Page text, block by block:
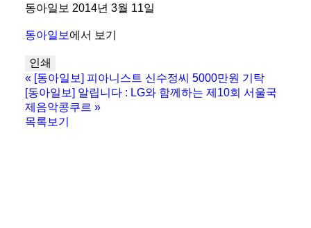
동아일보 2014년 3월 11일
동아일보 에서 보기
인쇄
« [동아일보] 피아니스트 신수정씨 5000만원 기탁
[동아일보] 알립니다 : LG와 함께하는 제10회 서울국
제음악콩쿠르 »
목록보기